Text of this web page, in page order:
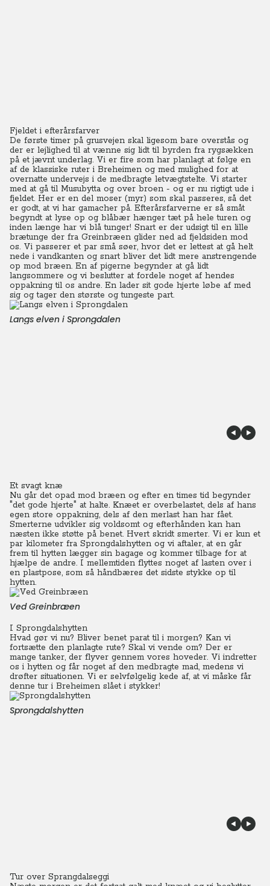
Fjeldet i efterårsfarver
De første timer på grusvejen skal ligesom bare overstås og
der er lejlighed til at vænne sig lidt til byrden fra rygsækken
på et jævnt underlag. Vi er fire som har planlagt at følge en
af de klassiske ruter i Breheimen og med mulighed for at
overnatte undervejs i de medbragte letvægtstelte. Vi starter
med at gå til Musubytta og over broen - og er nu rigtigt ude i
fjeldet. Her er en del moser (myr) som skal passeres, så det
er godt, at vi har gamacher på. Efterårsfarverne er så småt
begyndt at lyse op og blåbær hænger tæt på hele turen og
inden længe har vi blå tunger! Snart er der udsigt til en lille
brætunge der fra Greinbræen glider ned ad fjeldsiden mod
os. Vi passerer et par små søer, hvor det er lettest at gå helt
nede i vandkanten og snart bliver det lidt mere anstrengende
op mod bræen. En af pigerne begynder at gå lidt
langsommere og vi beslutter at fordele noget af hendes
oppakning til os andre. En lader sit gode hjerte løbe af med
sig og tager den største og tungeste part.
Langs elven i Sprongdalen
Et svagt knæ
Nu går det opad mod bræen og efter en times tid begynder
"det gode hjerte" at halte. Knæet er overbelastet, dels af hans
egen store oppakning, dels af den merlast han har fået.
Smerterne udvikler sig voldsomt og efterhånden kan han
næsten ikke støtte på benet. Hvert skridt smerter. Vi er kun et
par kilometer fra Sprongdalshytten og vi aftaler, at en går
frem til hytten lægger sin bagage og kommer tilbage for at
hjælpe de andre. I mellemtiden flyttes noget af lasten over i
en plastpose, som så håndbæres det sidste stykke op til
hytten.
Ved Greinbræen
I Sprongdalshytten
Hvad gør vi nu? Bliver benet parat til i morgen? Kan vi
fortsætte den planlagte rute? Skal vi vende om? Der er
mange tanker, der flyver gennem vores hoveder. Vi indretter
os i hytten og får noget af den medbragte mad, medens vi
drøfter situationen. Vi er selvfølgelig kede af, at vi måske får
denne tur i Breheimen slået i stykker!
Sprongdalshytten
Tur over Sprangdalseggi